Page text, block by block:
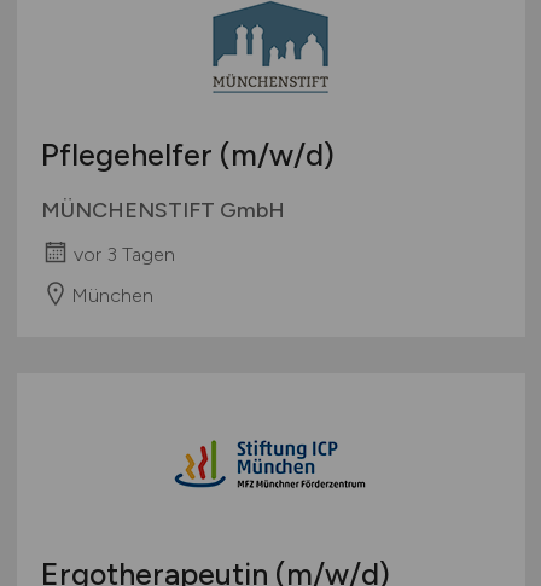
Pflegehelfer (m/w/d)
MÜNCHENSTIFT GmbH
vor 3 Tagen
München
Ergotherapeutin (m/w/d)